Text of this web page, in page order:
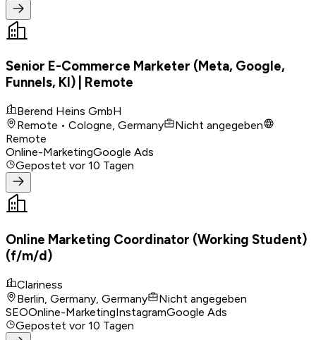
Senior E-Commerce Marketer (Meta, Google,
Funnels, KI) | Remote
Berend Heins GmbH
Remote • Cologne, Germany
Nicht angegeben
Remote
Online-MarketingGoogle Ads
Gepostet vor 10 Tagen
Online Marketing Coordinator (Working Student)
(f/m/d)
Clariness
Berlin, Germany, Germany
Nicht angegeben
SEOOnline-MarketingInstagramGoogle Ads
Gepostet vor 10 Tagen